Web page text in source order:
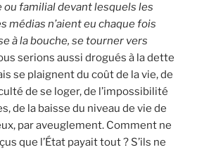
ou familial devant lesquels les
médias n’aient eu chaque fois
à la bouche, se tourner vers
serions aussi drogués à la dette
se plaignent du coût de la vie, de
de se loger, de l’impossibilité
de la baisse du niveau de vie de
par aveuglement. Comment ne
que l’État payait tout ? S’ils ne